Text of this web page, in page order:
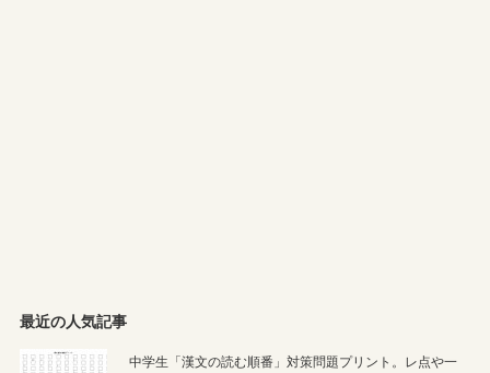
最近の人気記事
中学生「漢文の読む順番」対策問題プリント。レ点や一